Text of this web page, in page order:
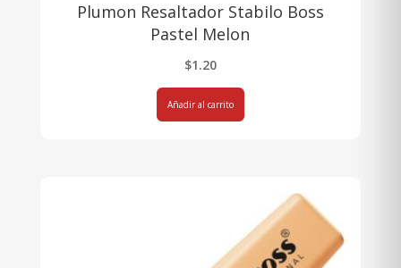
Plumon Resaltador Stabilo Boss
Pastel Melon
$1.20
Añadir al carrito